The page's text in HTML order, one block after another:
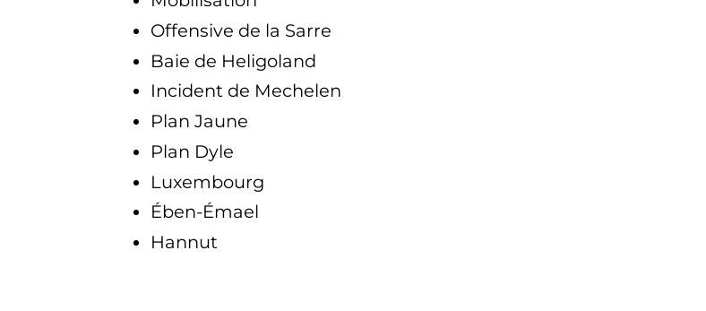
Offensive de la Sarre
Baie de Heligoland
Incident de Mechelen
Plan Jaune
Plan Dyle
Luxembourg
Ében-Émael
Hannut